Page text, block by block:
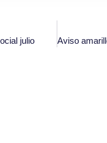
julio